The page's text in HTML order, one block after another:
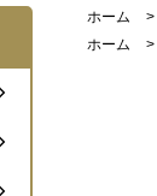
ホーム >
ホーム
>